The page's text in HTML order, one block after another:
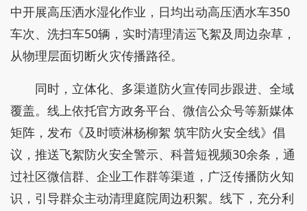
中开展高压洒水湿化作业，日均出动高压洒水车350
车次、洗扫车50辆，实时清理清运飞絮及周边杂草，
从物理层面切断火灾传播路径。
同时，立体化、多渠道防火宣传同步跟进、全域
覆盖。线上依托官方政务平台、微信公众号等新媒体
矩阵，发布《及时喷淋杨柳絮 筑牢防火安全线》倡
议，推送飞絮防火安全警示、科普短视频30余条，通
过社区微信群、企业工作群等渠道，广泛传播防火知
识，引导群众主动清理庭院周边积絮。线下，充分利